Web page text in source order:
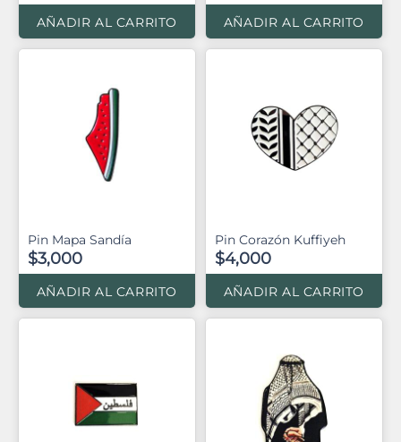
AÑADIR AL CARRITO AÑADIR AL CARRITO
Pin Mapa Sandía
$3,000
AÑADIR AL CARRITO
Pin Corazón Kuffiyeh
$4,000
AÑADIR AL CARRITO